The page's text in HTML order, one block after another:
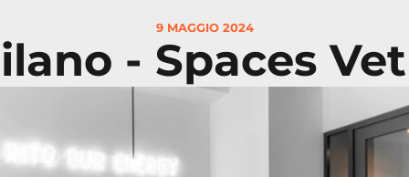
9 MAGGIO 2024
- Spaces